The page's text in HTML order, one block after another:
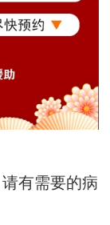
有需要的病